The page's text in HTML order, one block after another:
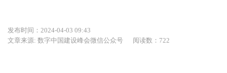
发布时间：2024-04-03 09:43
文章来源: 数字中国建设峰会微信公众号
阅读数：722